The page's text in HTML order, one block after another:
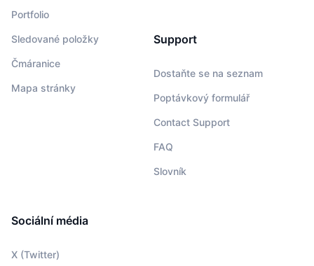
Portfolio
Sledované položky
Čmáranice
Mapa stránky
Support
Dostaňte se na seznam
Poptávkový formulář
Contact Support
FAQ
Slovník
Sociální média
X (Twitter)